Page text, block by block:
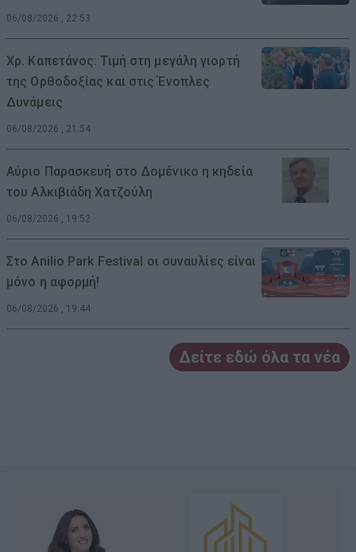
06/08/2026 , 22:53
Χρ. Καπετάνος: Τιμή στη μεγάλη γιορτή
της Ορθοδοξίας και στις Ένοπλες
Δυνάμεις
06/08/2026 , 21:54
Αύριο Παρασκευή στο Δομένικο η κηδεία
του Αλκιβιάδη Χατζούλη
06/08/2026 , 19:52
Στο Anilio Park Festival οι συναυλίες είναι
μόνο η αφορμή!
06/08/2026 , 19:44
Δείτε εδώ όλα τα νέα